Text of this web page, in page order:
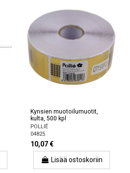
Kynsien muotoilumuotit,
kulta, 500 kpl
POLLIÉ
04825
10,07 €
Lisää ostoskoriin